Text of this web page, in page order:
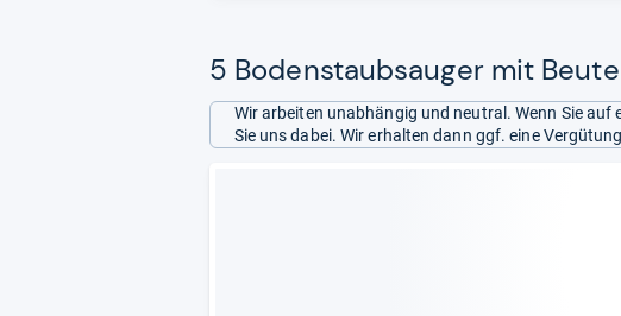
5 Bodenstaubsauger mit
Wir arbeiten unabhängig und neutral. Wenn Sie
Sie uns dabei. Wir erhalten dann ggf. eine